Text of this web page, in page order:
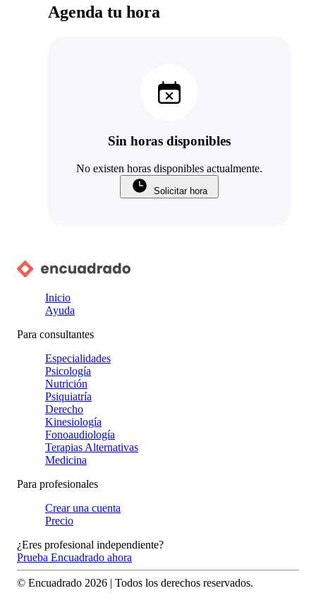
Agenda tu hora
Sin horas disponibles
No existen horas disponibles actualmente.
Solicitar hora
Inicio
Ayuda
Para consultantes
Especialidades
Psicología
Nutrición
Psiquiatría
Derecho
Kinesiología
Fonoaudiología
Terapias Alternativas
Medicina
Para profesionales
Crear una cuenta
Precio
¿Eres profesional independiente?
Prueba Encuadrado ahora
© Encuadrado 2026 | Todos los derechos reservados.